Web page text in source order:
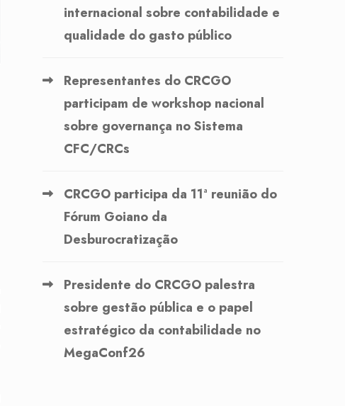
internacional sobre contabilidade e
qualidade do gasto público
Representantes do CRCGO
participam de workshop nacional
sobre governança no Sistema
CFC/CRCs
CRCGO participa da 11ª reunião do
Fórum Goiano da
Desburocratização
Presidente do CRCGO palestra
sobre gestão pública e o papel
estratégico da contabilidade no
MegaConf26